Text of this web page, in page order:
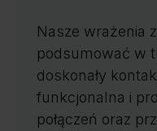
Nasze wrażenia
podsumować w
doskonały
funkcjonalna i
połączeń oraz